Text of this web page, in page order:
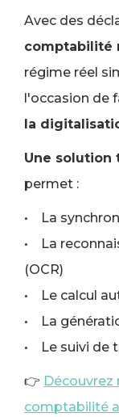
Avec des
comptabilité
régime réel
l'occasion de
la
Une solution
permet :
• La
• La
(OCR)
• Le calcul
• La
• Le suivi de
👉
comptabilité